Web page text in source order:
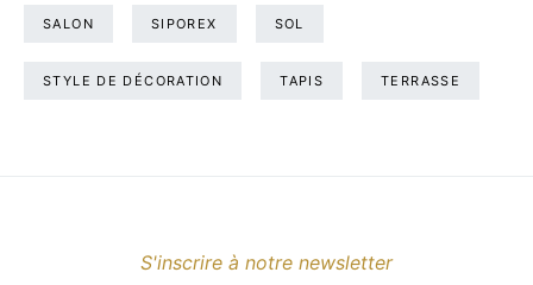
SALON SIPOREX SOL
STYLE DE DÉCORATION TAPIS TERRASSE
S'inscrire à notre newsletter